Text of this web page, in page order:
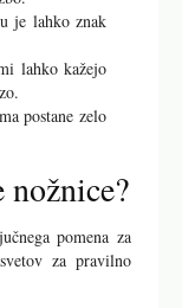
med
količino in
se
nihanj.
in druge
v
in spolni